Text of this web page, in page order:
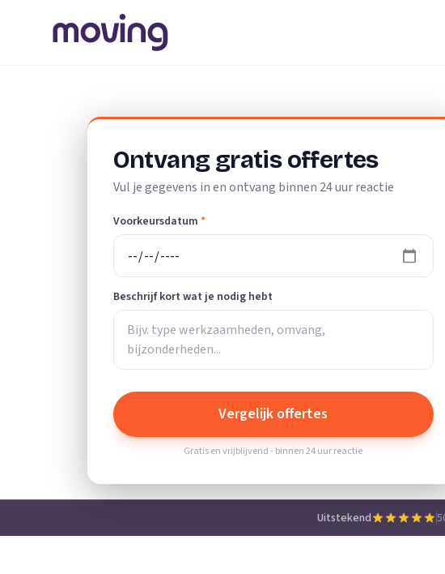
Ontvang gratis offertes
Vul je gegevens in en ontvang binnen 24 uur reactie
Voorkeursdatum *
Beschrijf kort wat je nodig hebt
Vergelijk offertes
Gratis en vrijblijvend - binnen 24 uur reactie
Uitstekend